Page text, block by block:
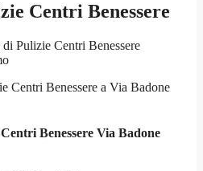
Centri Benessere
Centri Benessere a Via Badone
Centri Benessere Via Badone